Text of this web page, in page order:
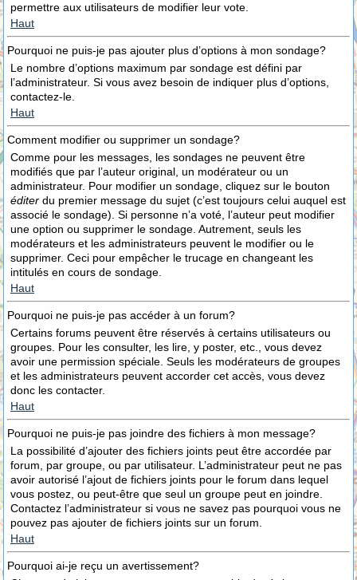
permettre aux utilisateurs de modifier leur vote.
Haut
Pourquoi ne puis-je pas ajouter plus d’options à mon sondage?
Le nombre d’options maximum par sondage est défini par
l’administrateur. Si vous avez besoin de indiquer plus d’options,
contactez-le.
Haut
Comment modifier ou supprimer un sondage?
Comme pour les messages, les sondages ne peuvent être
modifiés que par l’auteur original, un modérateur ou un
administrateur. Pour modifier un sondage, cliquez sur le bouton
éditer du premier message du sujet (c’est toujours celui auquel est
associé le sondage). Si personne n’a voté, l’auteur peut modifier
une option ou supprimer le sondage. Autrement, seuls les
modérateurs et les administrateurs peuvent le modifier ou le
supprimer. Ceci pour empêcher le trucage en changeant les
intitulés en cours de sondage.
Haut
Pourquoi ne puis-je pas accéder à un forum?
Certains forums peuvent être réservés à certains utilisateurs ou
groupes. Pour les consulter, les lire, y poster, etc., vous devez
avoir une permission spéciale. Seuls les modérateurs de groupes
et les administrateurs peuvent accorder cet accès, vous devez
donc les contacter.
Haut
Pourquoi ne puis-je pas joindre des fichiers à mon message?
La possibilité d’ajouter des fichiers joints peut être accordée par
forum, par groupe, ou par utilisateur. L’administrateur peut ne pas
avoir autorisé l’ajout de fichiers joints pour le forum dans lequel
vous postez, ou peut-être que seul un groupe peut en joindre.
Contactez l’administrateur si vous ne savez pas pourquoi vous ne
pouvez pas ajouter de fichiers joints sur un forum.
Haut
Pourquoi ai-je reçu un avertissement?